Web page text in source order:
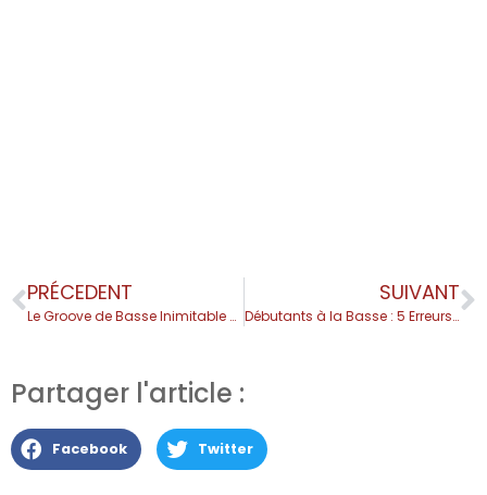
PRÉCEDENT
Le Groove de Basse Inimitable de Gary Willis
SUIVANT
Débutants à la Basse : 5 Erreurs Qui Freinent Votre Progression
Partager l'article :
Facebook Twitter